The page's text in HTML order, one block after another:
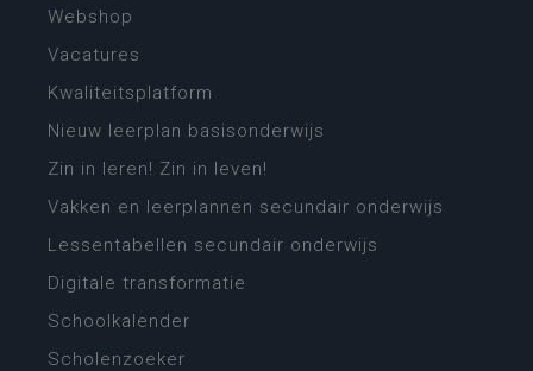
Webshop
Vacatures
Kwaliteitsplatform
Nieuw leerplan basisonderwijs
Zin in leren! Zin in leven!
Vakken en leerplannen secundair onderwijs
Lessentabellen secundair onderwijs
Digitale transformatie
Schoolkalender
Scholenzoeker